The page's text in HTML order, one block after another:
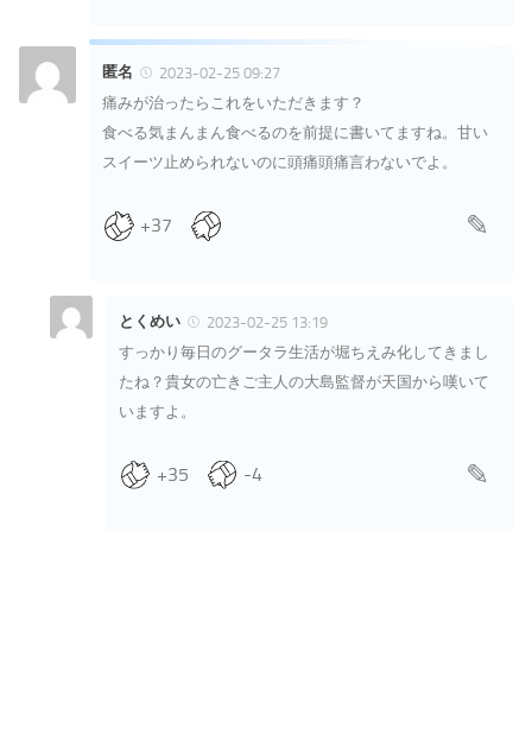
匿名
2023-02-25 09:27
痛みが治ったらこれをいただきます？
食べる気まんまん食べるのを前提に書いてますね。甘い
スイーツ止められないのに頭痛頭痛言わないでよ。
+37
とくめい
2023-02-25 13:19
すっかり毎日のグータラ生活が堀ちえみ化してきまし
たね？貴女の亡きご主人の大島監督が天国から嘆いて
いますよ。
+35 -4